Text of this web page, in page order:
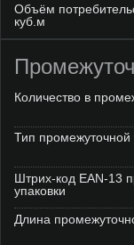
Объём
куб.м
Количество в
Тип промежуточной
Штрих-код EAN-13
упаковки
Длина